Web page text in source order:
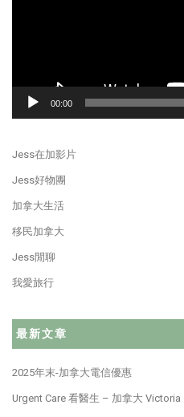
00:00
Jess在加影片
Jess好物團
加拿大生活
移民加拿大
Jess閒聊
我愛旅行
最新文章
2025年末-加拿大電信優惠
Urgent Care 看醫生 – 加拿大 Victoria